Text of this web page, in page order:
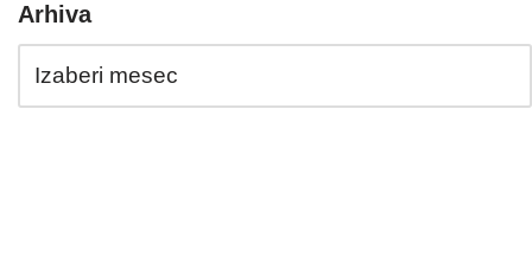
Arhiva